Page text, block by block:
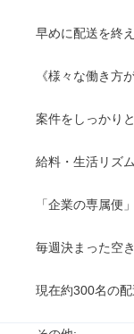
早めに配送を終
《様々な働き方
案件をしっかり
給料・生活リズ
「企業の専属便
毎週決まった空
現在約300名の配